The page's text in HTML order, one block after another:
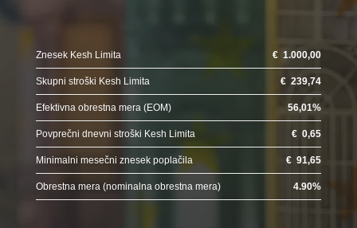
Znesek Kesh Limita €1.000,00
Skupni stroški Kesh Limita €239,74
Efektivna obrestna mera (EOM) 56,01%
Povprečni dnevni stroški Kesh Limita €0,65
Minimalni mesečni znesek poplačila €91,65
Obrestna mera (nominalna obrestna mera) 4.90%